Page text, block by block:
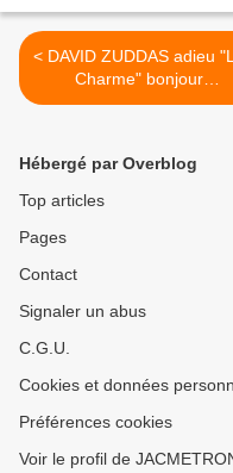
< DAVID ZUDDAS adieu "La
Charme" bonjour
DZ'ENVIES
Hébergé par Overblog
Top articles
Pages
Contact
Signaler un abus
C.G.U.
Cookies et données
Préférences cookies
Voir le profil de